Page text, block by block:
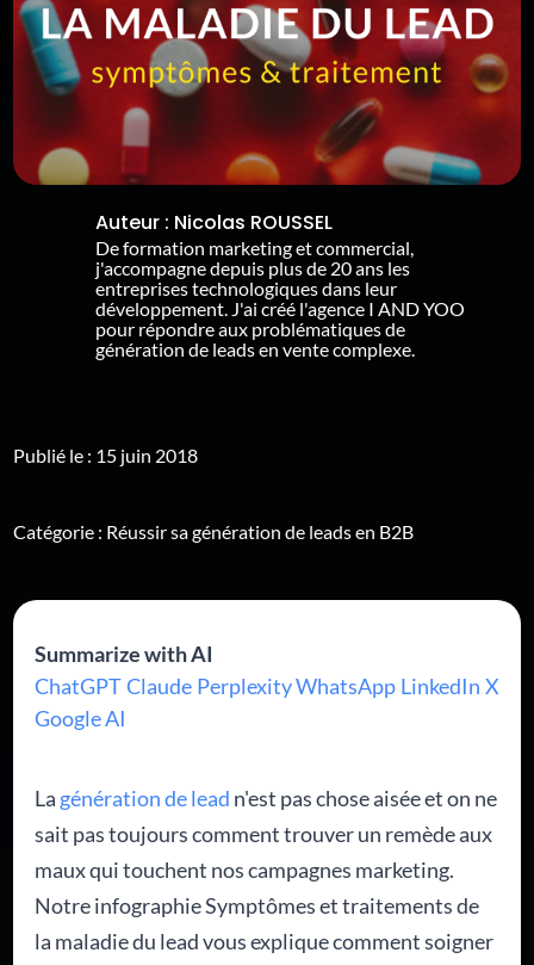
Auteur : Nicolas ROUSSEL
De formation marketing et commercial,
j'accompagne depuis plus de 20 ans les
entreprises technologiques dans leur
développement. J'ai créé l'agence I AND YOO
pour répondre aux problématiques de
génération de leads en vente complexe.
Publié le : 15 juin 2018
Catégorie : Réussir sa génération de leads en B2B
Summarize with AI
ChatGPTClaude PerplexityWhatsApp LinkedIn X
Google AI
La génération de lead n'est pas chose aisée et on ne
sait pas toujours comment trouver un remède aux
maux qui touchent nos campagnes marketing.
Notre infographie Symptômes et traitements de
la maladie du lead vous explique comment soigner